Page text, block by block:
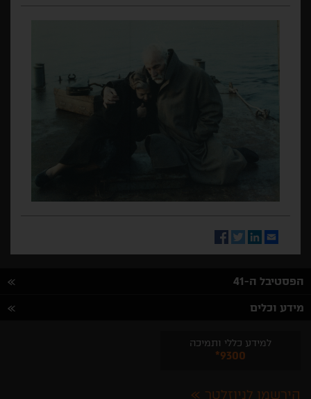
Email
LinkedIn
Twitter
Facebook
הפסטיבל ה-41
מידע וכלים
למידע כללי ותמיכה
*9300
הירשמו לניוזלטר